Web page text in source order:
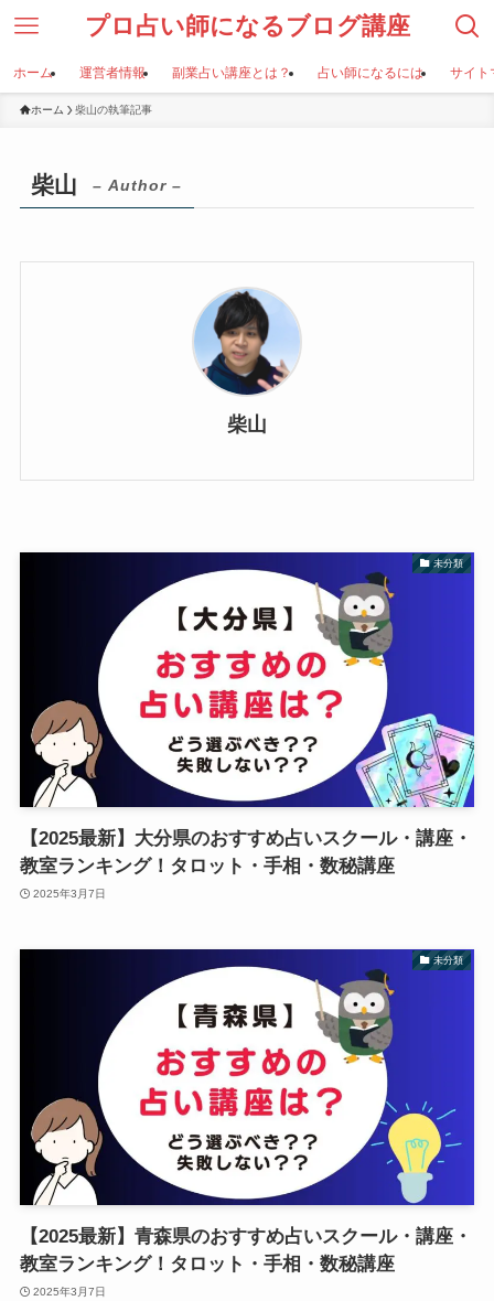
プロ占い師になるブログ講座
ホーム 運営者情報 副業占い講座とは？ 占い師になるには サイト
ホーム 柴山の執筆記事
柴山 – Author –
柴山
未分類
【2025最新】大分県のおすすめ占いスクール・講座・
教室ランキング！タロット・手相・数秘講座
2025年3月7日
未分類
【2025最新】青森県のおすすめ占いスクール・講座・
教室ランキング！タロット・手相・数秘講座
2025年3月7日